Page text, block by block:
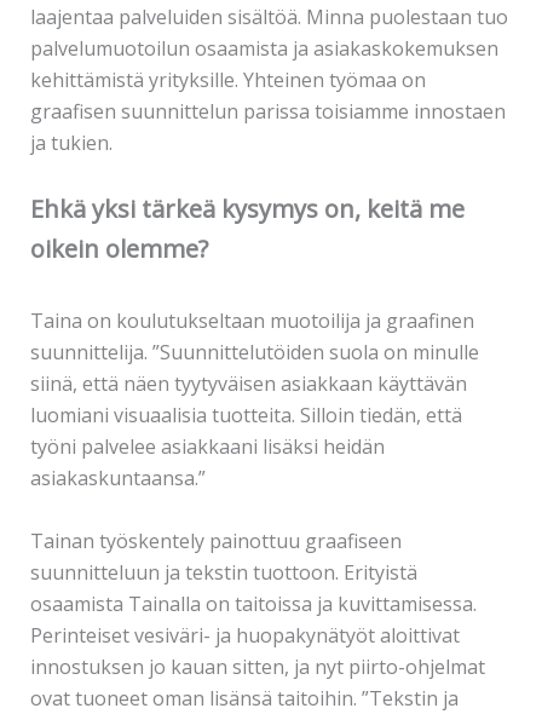
laajentaa palveluiden sisältöä. Minna puolestaan tuo
palvelumuotoilun osaamista ja asiakaskokemuksen
kehittämistä yrityksille. Yhteinen työmaa on
graafisen suunnittelun parissa toisiamme innostaen
ja tukien.
Ehkä yksi tärkeä kysymys on, keitä me
oikein olemme?
Taina on koulutukseltaan muotoilija ja graafinen
suunnittelija. ”Suunnittelutöiden suola on minulle
siinä, että näen tyytyväisen asiakkaan käyttävän
luomiani visuaalisia tuotteita. Silloin tiedän, että
työni palvelee asiakkaani lisäksi heidän
asiakaskuntaansa.”
Tainan työskentely painottuu graafiseen
suunnitteluun ja tekstin tuottoon. Erityistä
osaamista Tainalla on taitoissa ja kuvittamisessa.
Perinteiset vesiväri- ja huopakynätyöt aloittivat
innostuksen jo kauan sitten, ja nyt piirto-ohjelmat
ovat tuoneet oman lisänsä taitoihin. ”Tekstin ja